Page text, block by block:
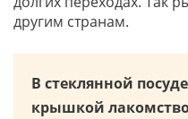
другим странам.
В стеклянной
крышкой